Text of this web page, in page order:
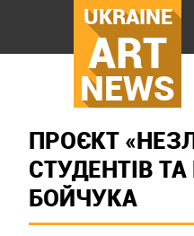
UKRAINE
ART
NEWS
ПРОЄКТ
СТУДЕНТІВ
БОЙЧУКА